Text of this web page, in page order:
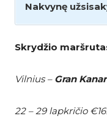
Nakvynę
Skrydžio
Vilnius – Gran
22 – 29 lapkričio